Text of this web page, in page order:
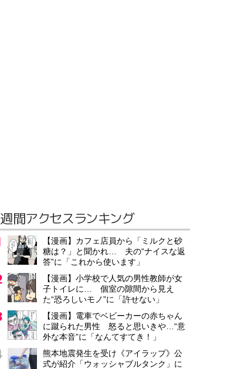
週間アクセスランキング
【漫画】カフェ店員から「ミルクと砂
糖は？」と聞かれ… 夫の“ナイスな返
答”に「これから使います」
【漫画】小学校で人気の男性教師が女
子トイレに… 個室の隙間から見え
た“恐ろしいモノ”に「許せない」
【漫画】電車でベビーカーの赤ちゃん
に蹴られた男性 怒ると思いきや…“意
外な本音”に「なんてすてき！」
熊本地震発生を受け《アイラップ》公
式が紹介「ウォッシャブルタンク」に